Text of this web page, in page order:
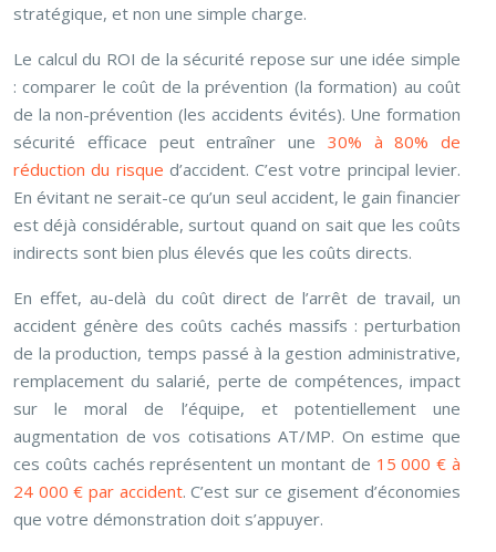
stratégique, et non une simple charge.
Le calcul du ROI de la sécurité repose sur une idée simple
: comparer le coût de la prévention (la formation) au coût
de la non-prévention (les accidents évités). Une formation
sécurité efficace peut entraîner une 30% à 80% de
réduction du risque d’accident. C’est votre principal levier.
En évitant ne serait-ce qu’un seul accident, le gain financier
est déjà considérable, surtout quand on sait que les coûts
indirects sont bien plus élevés que les coûts directs.
En effet, au-delà du coût direct de l’arrêt de travail, un
accident génère des coûts cachés massifs : perturbation
de la production, temps passé à la gestion administrative,
remplacement du salarié, perte de compétences, impact
sur le moral de l’équipe, et potentiellement une
augmentation de vos cotisations AT/MP. On estime que
ces coûts cachés représentent un montant de 15 000 € à
24 000 € par accident. C’est sur ce gisement d’économies
que votre démonstration doit s’appuyer.